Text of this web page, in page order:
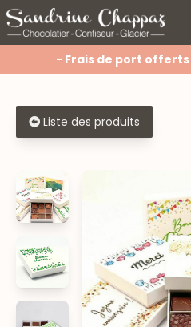
- Frais de port
Liste des produits